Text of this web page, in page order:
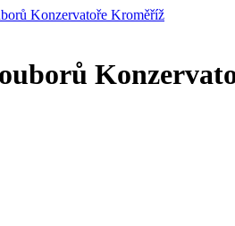
Konzervatoře Kroměříž